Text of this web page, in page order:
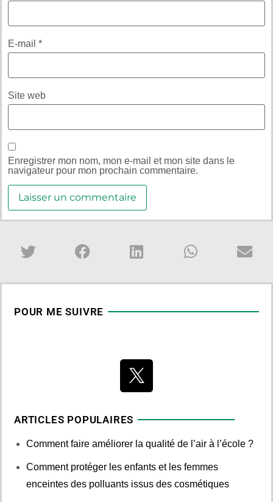
E-mail *
Site web
Enregistrer mon nom, mon e-mail et mon site dans le
navigateur pour mon prochain commentaire.
POUR ME SUIVRE
ARTICLES POPULAIRES
Comment faire améliorer la qualité de l’air à l’école ?
Comment protéger les enfants et les femmes
enceintes des polluants issus des cosmétiques